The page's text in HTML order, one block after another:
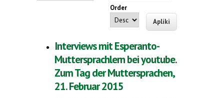
Order
Interviews mit Esperanto-
Muttersprachlern bei youtube.
Zum Tag der Muttersprachen,
21. Februar 2015